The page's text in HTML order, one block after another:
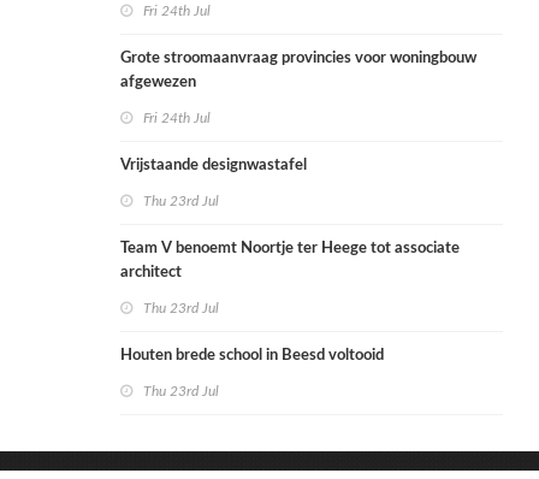
Fri 24th Jul
Grote stroomaanvraag provincies voor woningbouw
afgewezen
Fri 24th Jul
Vrijstaande designwastafel
Thu 23rd Jul
Team V benoemt Noortje ter Heege tot associate
architect
Thu 23rd Jul
Houten brede school in Beesd voltooid
Thu 23rd Jul